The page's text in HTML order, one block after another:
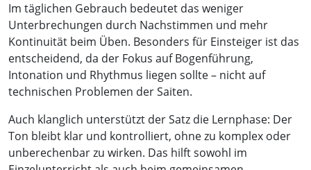
Im täglichen Gebrauch bedeutet das weniger
Unterbrechungen durch Nachstimmen und mehr
Kontinuität beim Üben. Besonders für Einsteiger ist das
entscheidend, da der Fokus auf Bogenführung,
Intonation und Rhythmus liegen sollte – nicht auf
technischen Problemen der Saiten.
Auch klanglich unterstützt der Satz die Lernphase: Der
Ton bleibt klar und kontrolliert, ohne zu komplex oder
unberechenbar zu wirken. Das hilft sowohl im